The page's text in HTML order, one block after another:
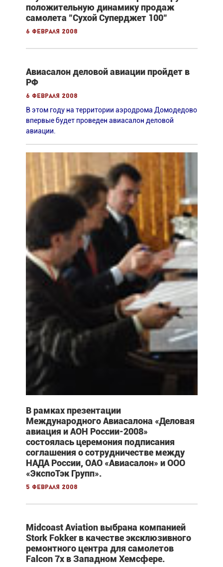
положительную динамику продаж
самолета "Сухой Суперджет 100"
6 февраля 2008
Авиасалон деловой авиации пройдет в
РФ
6 февраля 2008
В этом году на территории аэродрома Домодедово
впервые будет проведен авиасалон деловой
авиации.
В рамках презентации
Международного Авиасалона «Деловая
авиация и АОН России-2008»
состоялась церемония подписания
соглашения о сотрудничестве между
НАДА России, ОАО «Авиасалон» и ООО
«ЭкспоТэк Групп».
5 февраля 2008
Midcoast Aviation выбрана компанией
Stork Fokker в качестве эксклюзивного
ремонтного центра для самолетов
Falcon 7x в Западном Хемсфере.